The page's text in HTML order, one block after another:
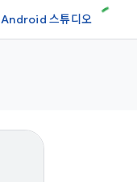
Android 스튜디오